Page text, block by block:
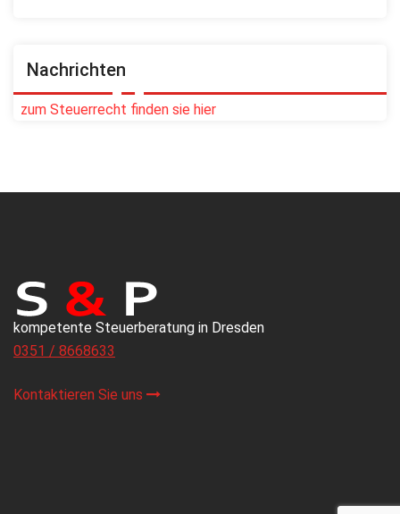
Nachrichten
zum Steuerrecht finden sie hier
kompetente Steuerberatung in Dresden
0351 / 8668633
Kontaktieren Sie uns